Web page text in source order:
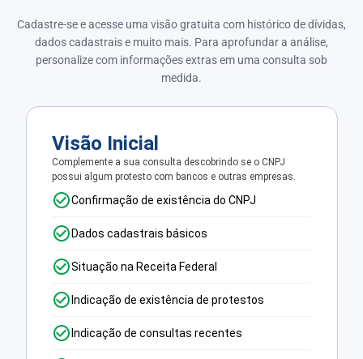
Cadastre-se e acesse uma visão gratuita com histórico de dívidas,
dados cadastrais e muito mais. Para aprofundar a análise,
personalize com informações extras em uma consulta sob
medida.
Visão Inicial
Complemente a sua consulta descobrindo se o CNPJ
possui algum protesto com bancos e outras empresas.
Confirmação de existência do CNPJ
Dados cadastrais básicos
Situação na Receita Federal
Indicação de existência de protestos
Indicação de consultas recentes